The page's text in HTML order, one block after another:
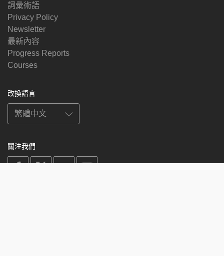
詞彙術語
Privacy Policy
Newsletter
最新內容
Progress Reports
Courses
改換語言
關注我們
on